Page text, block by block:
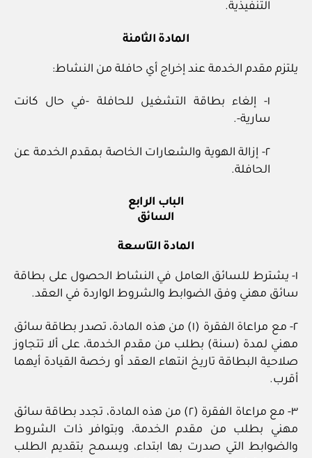
التنفيذية.
المادة الثامنة
يلتزم مقدم الخدمة عند إخراج أي حافلة من النشاط:
١- إلغاء بطاقة التشغيل للحافلة -في حال كانت
سارية-.
٢- إزالة الهوية والشعارات الخاصة بمقدم الخدمة عن
الحافلة.
الباب الرابع
السائق
المادة التاسعة
١- يشترط للسائق العامل في النشاط الحصول على بطاقة
سائق مهني وفق الضوابط والشروط الواردة في العقد.
٢- مع مراعاة الفقرة (١) من هذه المادة، تصدر بطاقة سائق
مهني لمدة (سنة) بطلب من مقدم الخدمة، على ألا تتجاوز
صلاحية البطاقة تاريخ انتهاء العقد أو رخصة القيادة أيهما
أقرب.
٣- مع مراعاة الفقرة (٢) من هذه المادة، تجدد بطاقة سائق
مهني بطلب من مقدم الخدمة، وبتوافر ذات الشروط
والضوابط التي صدرت بها ابتداء، ويسمح بتقديم الطلب